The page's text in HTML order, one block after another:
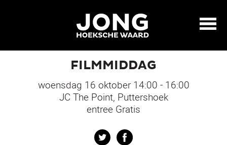
FILMMIDDAG
woensdag 16 oktober 14:00 - 16:00
JC The Point, Puttershoek
entree Gratis
Twitter